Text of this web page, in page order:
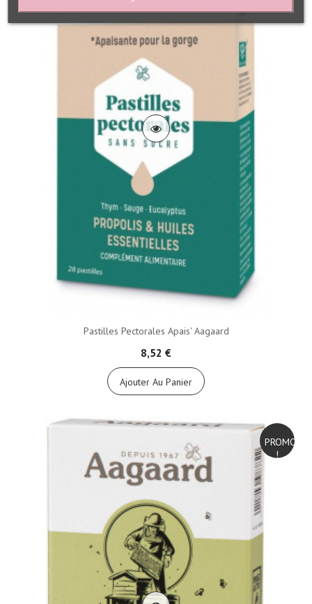
Pastilles Pectorales Apais' Aagaard
8,52 €
Ajouter Au Panier
PROMO
!